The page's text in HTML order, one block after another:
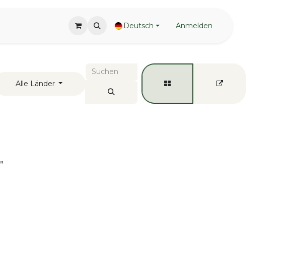
Deutsch Anmelden
Alle Länder
"